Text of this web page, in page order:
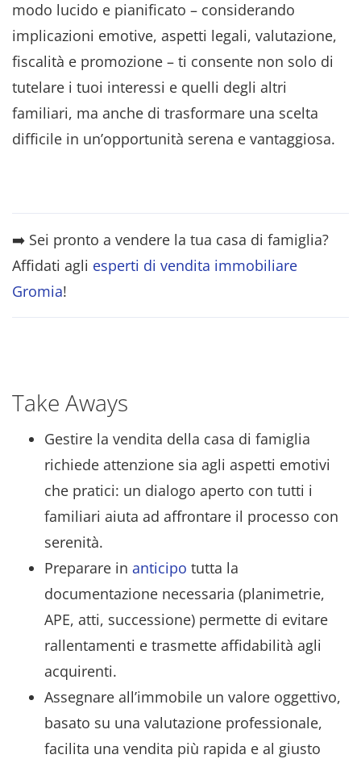
modo lucido e pianificato – considerando
implicazioni emotive, aspetti legali, valutazione,
fiscalità e promozione – ti consente non solo di
tutelare i tuoi interessi e quelli degli altri
familiari, ma anche di trasformare una scelta
difficile in un’opportunità serena e vantaggiosa.
➡️ Sei pronto a vendere la tua casa di famiglia?
Affidati agli esperti di vendita immobiliare
Gromia!
Take Aways
Gestire la vendita della casa di famiglia
richiede attenzione sia agli aspetti emotivi
che pratici: un dialogo aperto con tutti i
familiari aiuta ad affrontare il processo con
serenità.
Preparare in anticipo tutta la
documentazione necessaria (planimetrie,
APE, atti, successione) permette di evitare
rallentamenti e trasmette affidabilità agli
acquirenti.
Assegnare all’immobile un valore oggettivo,
basato su una valutazione professionale,
facilita una vendita più rapida e al giusto